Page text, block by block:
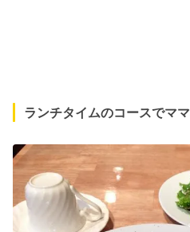
ランチタイムのコースでマ